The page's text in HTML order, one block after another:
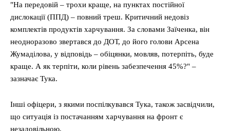
"На передовій – трохи краще, на пунктах постійної
дислокації (ППД) – повний треш. Критичний недовіз
комплектів продуктів харчування. За словами Заїченка, він
неодноразово звертався до ДОТ, до його голови Арсена
Жумаділова, у відповідь – обіцянки, мовляв, потерпіть, буде
краще. А як терпіти, коли рівень забезпечення 45%?" –
зазначає Тука.
Інші офіцери, з якими поспілкувався Тука, також засвідчили,
що ситуація із постачанням харчування на фронт є
незадовільною.